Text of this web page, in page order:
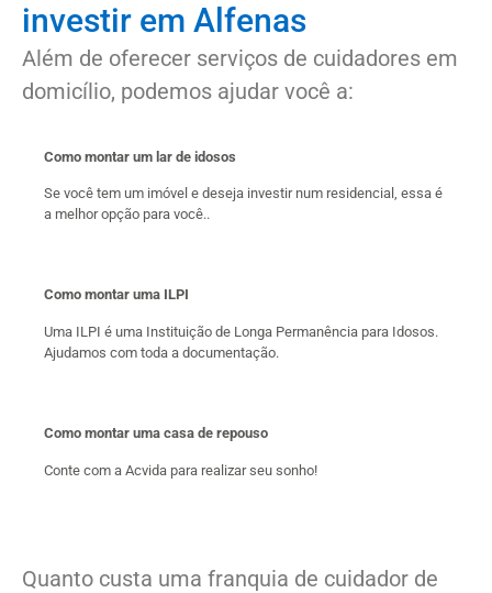
investir em Alfenas
Além de oferecer serviços de cuidadores em
domicílio, podemos ajudar você a:
Como montar um lar de idosos
Se você tem um imóvel e deseja investir num residencial, essa é
a melhor opção para você..
Como montar uma ILPI
Uma ILPI é uma Instituição de Longa Permanência para Idosos.
Ajudamos com toda a documentação.
Como montar uma casa de repouso
Conte com a Acvida para realizar seu sonho!
Quanto custa uma franquia de cuidador de